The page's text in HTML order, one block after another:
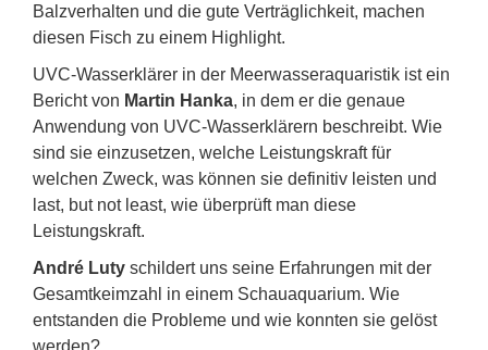
Balzverhalten und die gute Verträglichkeit, machen
diesen Fisch zu einem Highlight.
UVC-Wasserklärer in der Meerwasseraquaristik ist ein
Bericht von Martin Hanka, in dem er die genaue
Anwendung von UVC-Wasserklärern beschreibt. Wie
sind sie einzusetzen, welche Leistungskraft für
welchen Zweck, was können sie definitiv leisten und
last, but not least, wie überprüft man diese
Leistungskraft.
André Luty schildert uns seine Erfahrungen mit der
Gesamtkeimzahl in einem Schauaquarium. Wie
entstanden die Probleme und wie konnten sie gelöst
werden?